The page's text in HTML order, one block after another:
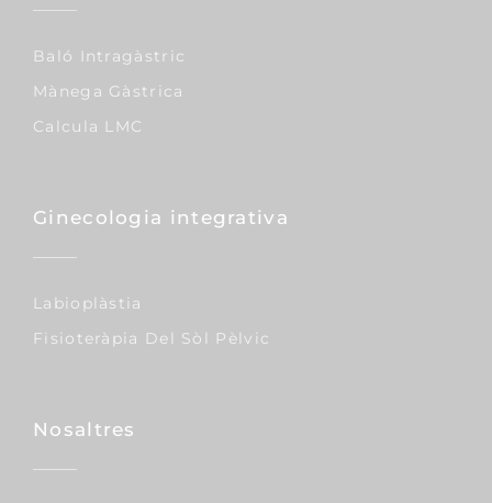
Baló Intragàstric
Mànega Gàstrica
Calcula LMC
Ginecologia integrativa
Labioplàstia
Fisioteràpia Del Sòl Pèlvic
Nosaltres